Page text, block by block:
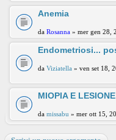
Anemia
da Rosanna » mer gen 28,
Endometriosi...
da Viziatella » ven set 18,
MIOPIA E
da missabu » mer ott 15,